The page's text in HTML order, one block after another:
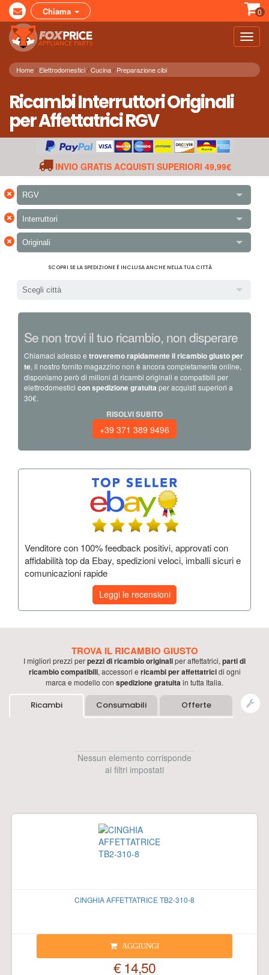
Chiama 0
Home Elettrodomestici Cucina Preparazione cibi
Ricambi Interruttori Originali
per Affettatrici RGV
INVIO GRATIS ACQUISTI SUPERIORI 49,99€
× RGV
× Interruttori
× Originali
SCOPRI SE LA SPEDIZIONE È INCLUSA ANCHE NELLA TUA CITTÀ
Scegli città
Se non trovi il tuo ricambio, non disperare
Chiamaci adesso e troveremo rapidamente il ricambio giusto per
te, il nostro fornito magazzino non è ancora completamente online,
disponiamo però di milioni di ricambi originali e compatibili per
elettrodomestici con spedizione gratuita per acquisti superiori a
30€.
RISOLVI SUBITO
+39 371 389 9496
Venditore con 100% feedback positivi, approvati con
affidabilità top da Ebay, spedizioni veloci, imballi sicuri e
comunicazioni rapide
Leggi le recensioni
TROVA IL RICAMBIO GIUSTO
I migliori prezzi perpezzi di ricambio originaliperaffettatrici, parti di
ricambio compatibili, accessori e ricambi peraffettatricidi ogni
marca e modello con spedizione gratuitain tutta Italia.
Ricambi Consumabili Offerte
Nessun elemento corrisponde
ai filtri impostati
CINGHIA AFFETTATRICE TB2-310-8
AGGIUNGI
€ 14,50